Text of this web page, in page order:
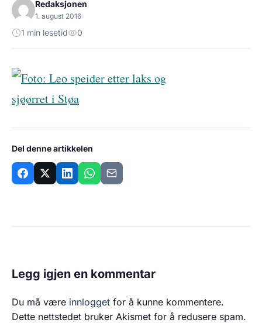
Redaksjonen
1. august 2016
1 min lesetid 0
Del denne artikkelen
Legg igjen en kommentar
Du må være innlogget for å kunne kommentere.
Dette nettstedet bruker Akismet for å redusere spam.